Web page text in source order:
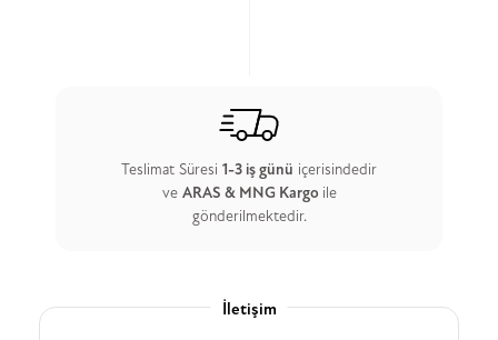
Teslimat Süresi 1-3 iş günü içerisindedir
ve ARAS & MNG Kargo ile
gönderilmektedir.
İletişim